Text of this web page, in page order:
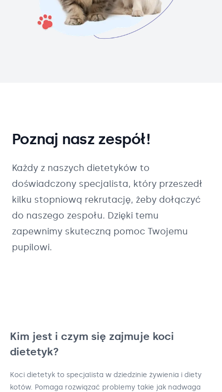
Poznaj nasz zespół!
Każdy z naszych dietetyków to
doświadczony specjalista, który przeszedł
kilku stopniową rekrutację, żeby dołączyć
do naszego zespołu. Dzięki temu
zapewnimy skuteczną pomoc Twojemu
pupilowi.
Kim jest i czym się zajmuje koci
dietetyk?
Koci dietetyk to specjalista w dziedzinie żywienia i diety
kotów. Pomaga rozwiązać problemy takie jak nadwaga